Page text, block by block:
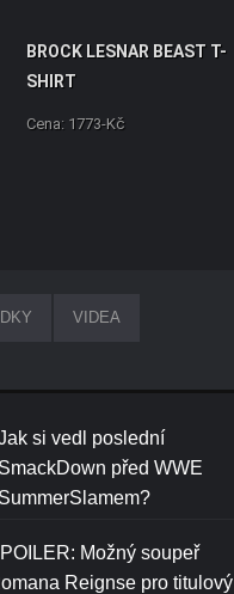
BROCK LESNAR BEAST T-
SHIRT
Cena: 1773-Kč
VIDEA
si vedl poslední
SmackDown před WWE
SummerSlamem?
Možný soupeř
Reignse pro titulový